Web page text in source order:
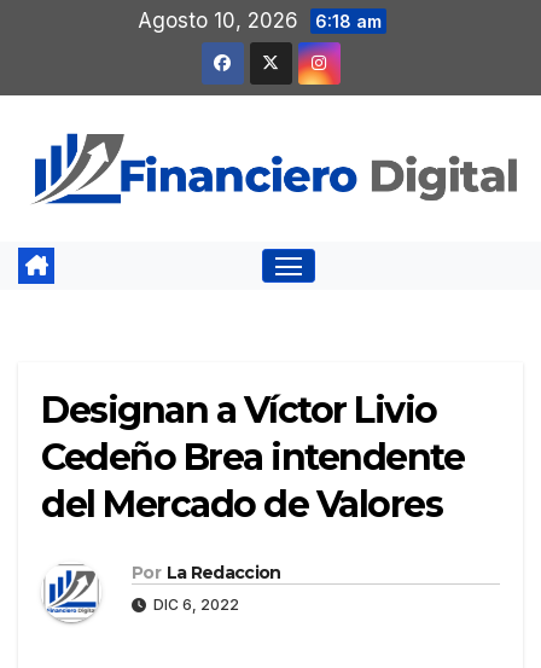
contenido
Agosto 10, 2026 6:18 am
Designan a Víctor Livio
Cedeño Brea intendente
del Mercado de Valores
Por La Redaccion
DIC 6, 2022